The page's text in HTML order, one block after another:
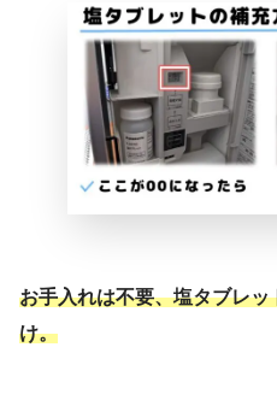
お手入れは不要、塩タブレ
け。